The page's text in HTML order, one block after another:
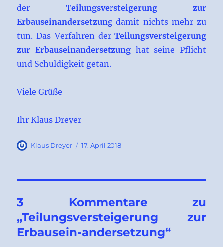
der Teilungsversteigerung zur
Erbauseinandersetzung damit nichts mehr zu
tun. Das Verfahren der Teilungsversteigerung
zur Erbauseinandersetzunghat seine Pflicht
und Schuldigkeit getan.
Viele Grüße
Ihr Klaus Dreyer
Autor
Klaus Dreyer
Veröffentlicht
17. April 2018
3 Kommentare zu
„Teilungsversteigerung zur
Erbausein-andersetzung“